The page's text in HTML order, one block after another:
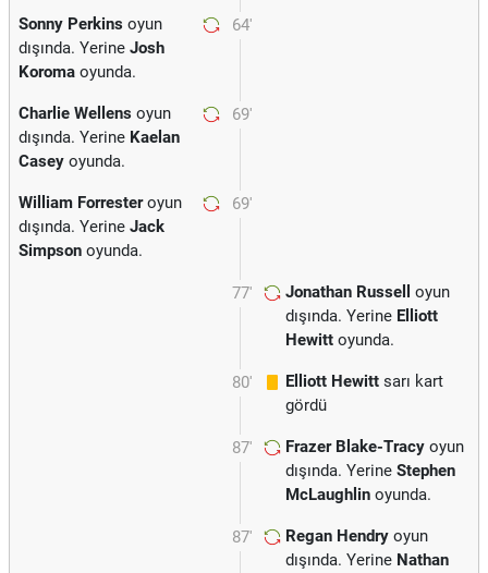
64'
Sonny Perkins oyun
dışında. Yerine Josh
Koroma oyunda.
69'
Charlie Wellens oyun
dışında. Yerine Kaelan
Casey oyunda.
69'
William Forresteroyun
dışında. Yerine Jack
Simpson oyunda.
77' Jonathan Russell
oyun
dışında. Yerine Elliott
Hewitt oyunda.
80' Elliott Hewitt sarı kart
gördü
87' Frazer Blake-Tracy oyun
dışında. Yerine Stephen
McLaughlin oyunda.
87' Regan Hendry oyun
dışında. Yerine Nathan